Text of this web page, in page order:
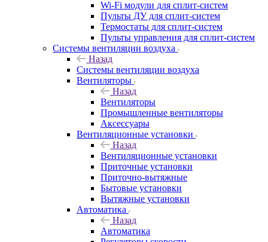
Wi-Fi модули для сплит-систем
Пульты ДУ для сплит-систем
Термостаты для сплит-систем
Пульты управления для сплит-систем
Системы вентиляции воздуха
Назад
Системы вентиляции воздуха
Вентиляторы
Назад
Вентиляторы
Промышленные вентиляторы
Аксессуары
Вентиляционные установки
Назад
Вентиляционные установки
Приточные установки
Приточно-вытяжные
Бытовые установки
Вытяжные установки
Автоматика
Назад
Автоматика